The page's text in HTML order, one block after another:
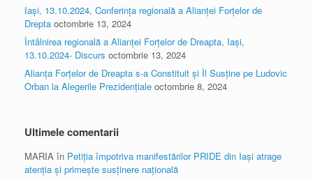
Iași, 13.10.2024, Conferința regională a Alianței Forțelor de
Drepta octombrie 13, 2024
Întâlnirea regională a Alianței Forțelor de Dreapta, Iași,
13.10.2024- Discurs octombrie 13, 2024
Alianța Forțelor de Dreapta s-a Constituit și Îl Susține pe Ludovic
Orban la Alegerile Prezidențiale octombrie 8, 2024
Ultimele comentarii
MARIA în Petiția împotriva manifestărilor PRIDE din Iași atrage
atenția și primește susținere națională